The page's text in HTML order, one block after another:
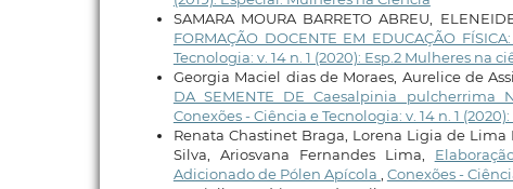
SAMARA MOURA BARRETO ABREU,
FORMAÇÃO DOCENTE EM EDUCAÇÃO
Tecnologia: v. 14 n. 1 (2020): Esp.2 Mulheres na
Georgia Maciel dias de Moraes, Aurelice de
DA SEMENTE DE Caesalpinia pulcherrima
Conexões - Ciência e Tecnologia: v. 14 n. 1
Renata Chastinet Braga, Lorena Ligia de
Silva, Ariosvana Fernandes Lima,
Adicionado de Pólen Apícola
Conexões -